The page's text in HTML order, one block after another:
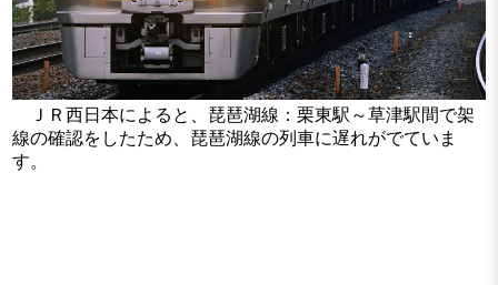
ＪＲ西日本によると、琵琶湖線：栗東駅～草津駅間で架
線の確認をしたため、琵琶湖線の列車に遅れがでていま
す。